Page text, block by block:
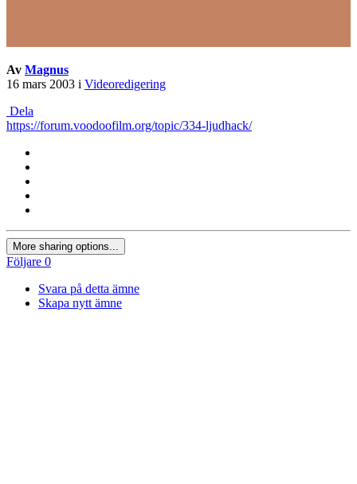
Av Magnus
16 mars 2003 i Videoredigering
Dela
https://forum.voodoofilm.org/topic/334-ljudhack/
More sharing options...
Följare 0
Svara på detta ämne
Skapa nytt ämne